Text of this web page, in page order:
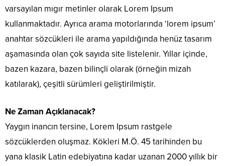
varsayılan mıgır metinler olarak Lorem Ipsum
kullanmaktadır. Ayrıca arama motorlarında ‘lorem ipsum’
anahtar sözcükleri ile arama yapıldığında henüz tasarım
aşamasında olan çok sayıda site listelenir. Yıllar içinde,
bazen kazara, bazen bilinçli olarak (örneğin mizah
katılarak), çeşitli sürümleri geliştirilmiştir.
Ne Zaman Açıklanacak?
Yaygın inancın tersine, Lorem Ipsum rastgele
sözcüklerden oluşmaz. Kökleri M.Ö. 45 tarihinden bu
yana klasik Latin edebiyatına kadar uzanan 2000 yıllık bir